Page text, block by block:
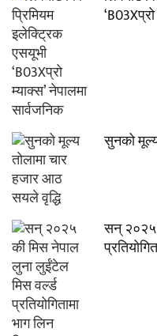
सुनको
सन् २०२५